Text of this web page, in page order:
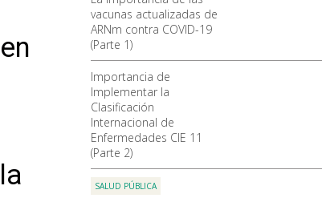
vacunas actualizadas de
ARNm contra COVID-19
(Parte 1)
Importancia de
Implementar la
Clasificación
Internacional de
Enfermedades CIE 11
(Parte 2)
SALUD PÚBLICA